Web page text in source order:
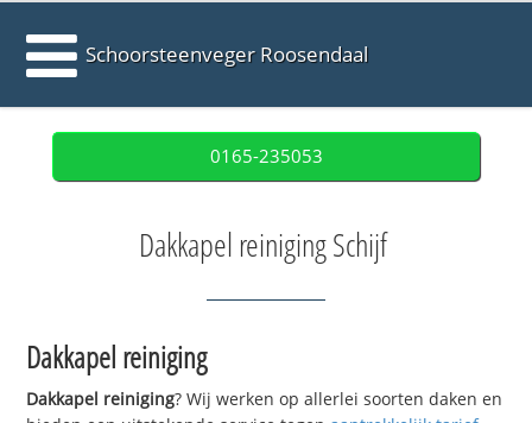
Schoorsteenveger Roosendaal
0165-235053
Dakkapel reiniging Schijf
Dakkapel reiniging
Dakkapel reiniging? Wij werken op allerlei soorten daken en